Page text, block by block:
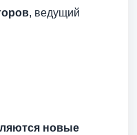
, ведущий
новые